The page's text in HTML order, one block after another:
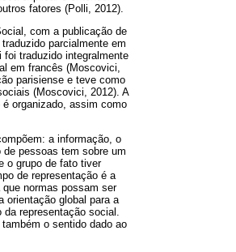
fatores (Polli, 2012).
com a publicação de
parcialmente em
foi traduzido integralmente
em francês (Moscovici,
parisiense e teve como
(Moscovici, 2012). A
organizado, assim como
a informação, o
pessoas tem sobre um
o grupo de fato tiver
de representação é a
normas possam ser
orientação global para a
representação social.
o sentido dado ao